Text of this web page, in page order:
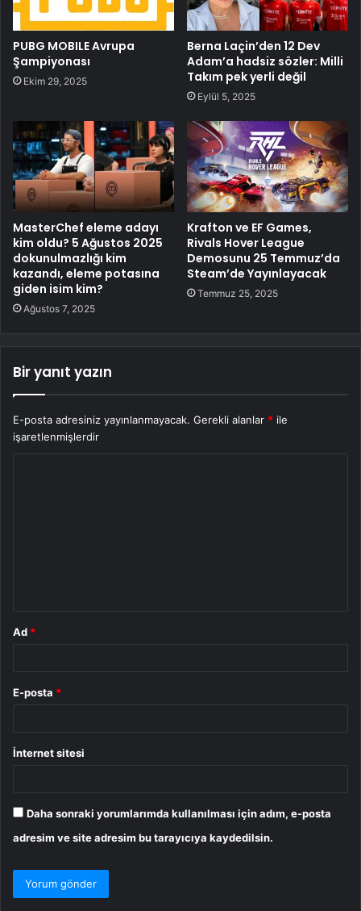
PUBG MOBILE Avrupa
Şampiyonası
Ekim 29, 2025
Berna Laçin’den 12 Dev
Adam’a hadsiz sözler: Milli
Takım pek yerli değil
Eylül 5, 2025
MasterChef eleme adayı
kim oldu? 5 Ağustos 2025
dokunulmazlığı kim
kazandı, eleme potasına
giden isim kim?
Ağustos 7, 2025
Krafton ve EF Games,
Rivals Hover League
Demosunu 25 Temmuz’da
Steam’de Yayınlayacak
Temmuz 25, 2025
Bir yanıt yazın
E-posta adresiniz yayınlanmayacak. Gerekli alanlar * ile
işaretlenmişlerdir
Ad *
E-posta *
İnternet sitesi
Daha sonraki yorumlarımda kullanılması için adım, e-posta
adresim ve site adresim bu tarayıcıya kaydedilsin.